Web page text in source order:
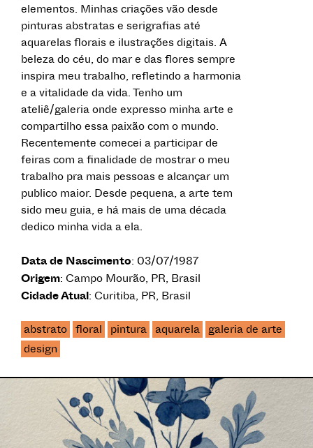
elementos. Minhas criações vão desde
pinturas abstratas e serigrafias até
aquarelas florais e ilustrações digitais. A
beleza do céu, do mar e das flores sempre
inspira meu trabalho, refletindo a harmonia
e a vitalidade da vida. Tenho um
ateliê/galeria onde expresso minha arte e
compartilho essa paixão com o mundo.
Recentemente comecei a participar de
feiras com a finalidade de mostrar o meu
trabalho pra mais pessoas e alcançar um
publico maior. Desde pequena, a arte tem
sido meu guia, e há mais de uma década
dedico minha vida a ela.
Data de Nascimento: 03/07/1987
Origem: Campo Mourão, PR, Brasil
Cidade Atual: Curitiba, PR, Brasil
abstrato floral pintura aquarela
galeria de arte
design